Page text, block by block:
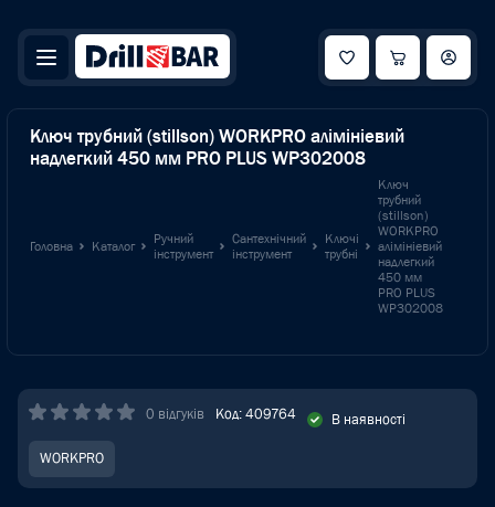
Ключ трубний (stillson) WORKPRO алімініевий
надлегкий 450 мм PRO PLUS WP302008
Головна Каталог
Ручний
інструмент
Сантехнічний
інструмент
Ключі
трубні
Ключ
трубний
(stillson)
WORKPRO
алімініевий
надлегкий
450 мм
PRO PLUS
WP302008
0 відгуків Код: 409764 В наявності
WORKPRO